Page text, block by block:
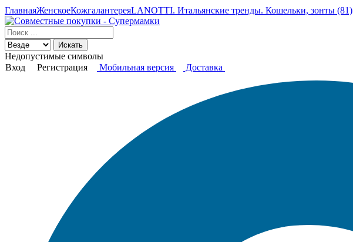
ГлавнаяЖенскоеКожгалантереяLANOTTI. Итальянские тренды. Кошельки, зонты (81)
Искать
Недопустимые символы
Вход
Регистрация Мобильная версия Доставка